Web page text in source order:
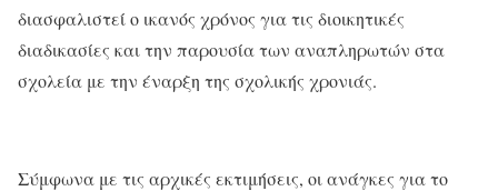
διασφαλιστεί ο ικανός χρόνος για τις διοικητικές
διαδικασίες και την παρουσία των αναπληρωτών στα
σχολεία με την έναρξη της σχολικής χρονιάς.
Σύμφωνα με τις αρχικές εκτιμήσεις, οι ανάγκες για το